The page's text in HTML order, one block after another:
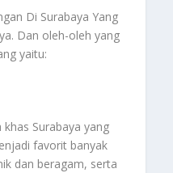
Di Surabaya Yang
. Dan oleh-oleh yang
yaitu:
Surabaya yang
favorit banyak
dan beragam, serta